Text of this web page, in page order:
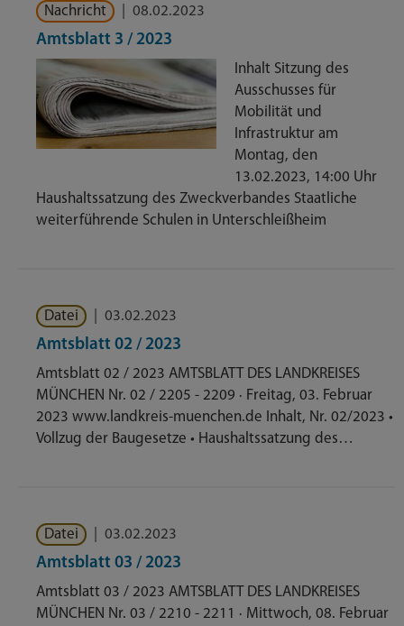
Nachricht 08.02.2023
Amtsblatt 3 / 2023
Inhalt Sitzung des
Ausschusses für
Mobilität und
Infrastruktur am
Montag, den
13.02.2023, 14:00 Uhr
Haushaltssatzung des Zweckverbandes Staatliche
weiterführende Schulen in Unterschleißheim
Datei 03.02.2023
Amtsblatt 02 / 2023
Amtsblatt 02 / 2023 AMTSBLATT DES LANDKREISES
MÜNCHEN Nr. 02 / 2205 - 2209 · Freitag, 03. Februar
2023 www.landkreis-muenchen.de Inhalt, Nr. 02/2023 •
Vollzug der Baugesetze • Haushaltssatzung des…
Datei 03.02.2023
Amtsblatt 03 / 2023
Amtsblatt 03 / 2023 AMTSBLATT DES LANDKREISES
MÜNCHEN Nr. 03 / 2210 - 2211 · Mittwoch, 08. Februar